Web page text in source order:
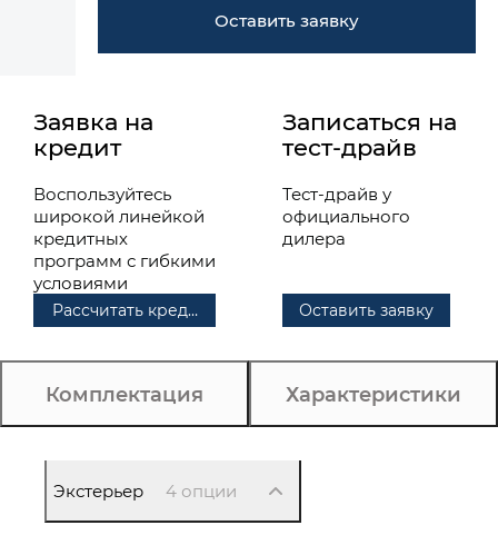
Оставить заявку
Заявка на
кредит
Воспользуйтесь
широкой линейкой
кредитных
программ с гибкими
условиями
Рассчитать кредит
Записаться на
тест-драйв
Тест-драйв у
официального
дилера
Оставить заявку
Комплектация Характеристики
Экстерьер 4 опции